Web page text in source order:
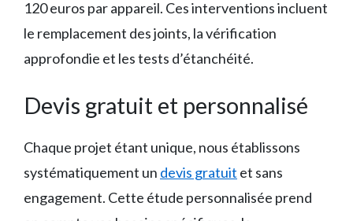
120 euros par appareil. Ces interventions incluent
le remplacement des joints, la vérification
approfondie et les tests d’étanchéité.
Devis gratuit et personnalisé
Chaque projet étant unique, nous établissons
systématiquement un devis gratuit et sans
engagement. Cette étude personnalisée prend